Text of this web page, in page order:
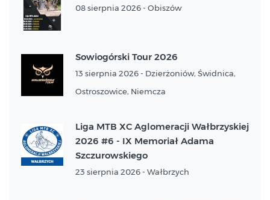
08 sierpnia 2026 - Obiszów
Sowiogórski Tour 2026
13 sierpnia 2026 - Dzierżoniów, Świdnica,
Ostroszowice, Niemcza
Liga MTB XC Aglomeracji Wałbrzyskiej
2026 #6 - IX Memoriał Adama
Szczurowskiego
23 sierpnia 2026 - Wałbrzych